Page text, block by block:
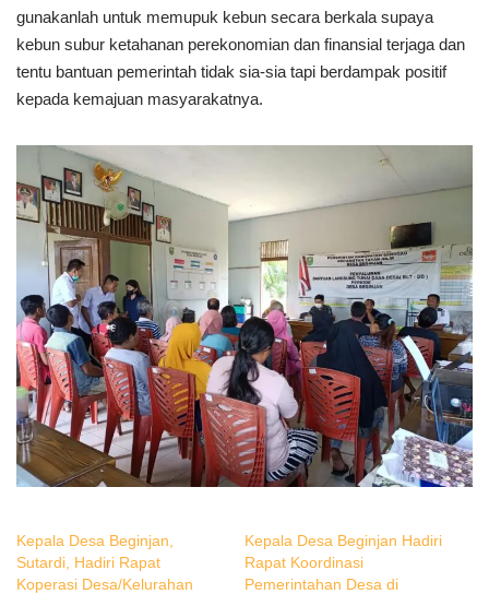
gunakanlah untuk memupuk kebun secara berkala supaya
kebun subur ketahanan perekonomian dan finansial terjaga dan
tentu bantuan pemerintah tidak sia-sia tapi berdampak positif
kepada kemajuan masyarakatnya.
Kepala Desa Beginjan,
Sutardi, Hadiri Rapat
Koperasi Desa/Kelurahan
Kepala Desa Beginjan Hadiri
Rapat Koordinasi
Pemerintahan Desa di